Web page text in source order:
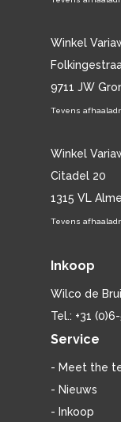
Winkel
9711 JW
Tevens
Winkel
Citadel 20
1315 VL
Tevens
Inkoop
Wilco de
Tel.: +31
Service
- Meet the
- Nieuws
- Inkoop